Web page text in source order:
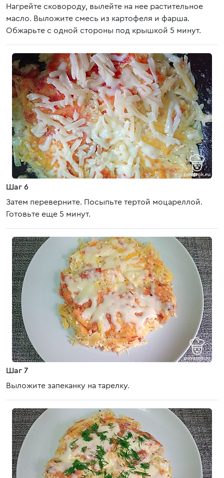
Нагрейте сковороду, вылейте на нее растительное
масло. Выложите смесь из картофеля и фарша.
Обжарьте с одной стороны под крышкой 5 минут.
Шаг 6
Затем переверните. Посыпьте тертой моцареллой.
Готовьте еще 5 минут.
Шаг 7
Выложите запеканку на тарелку.